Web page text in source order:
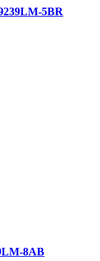
5BR
8AB